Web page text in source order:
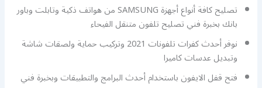
تصليح كافة أنواع أجهزة SAMSUNG من هواتف ذكية وتابلت وباور
بانك بخبرة فني تصليح تلفون متنقل الفيحاء
نوفر أحدث كفرات تلفونات 2021 وتركيب حماية ولصقات شاشة
وتبديل عدسات كاميرا
فتح قفل الايفون باستخدام أحدث البرامج والتطبيقات وبخبرة فني